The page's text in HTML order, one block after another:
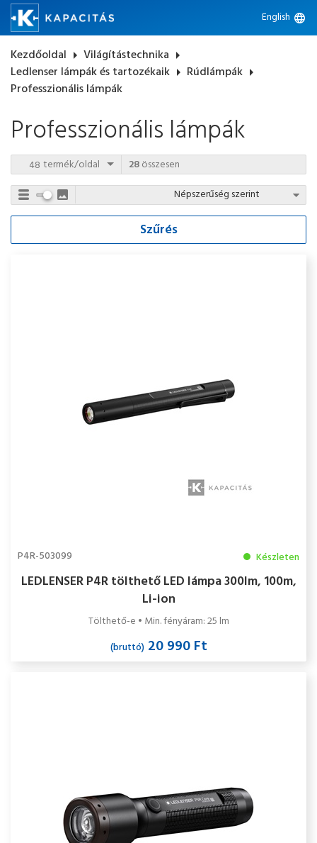
English language
Kezdőoldal arrow_right Világítástechnika arrow_right
Ledlenser lámpák és tartozékaik arrow_right Rúdlámpák arrow_right
Professzionális lámpák
Professzionális lámpák
termék/oldal 28összesen
Szűrés
P4R-503099 Készleten
LEDLENSER P4R tölthető LED lámpa 300lm, 100m,
Li-ion
Tölthető-e • Min. fényáram: 25 lm
(bruttó)20 990 Ft